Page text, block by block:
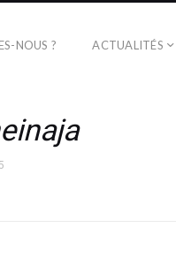
NOUS ? ACTUALITÉS